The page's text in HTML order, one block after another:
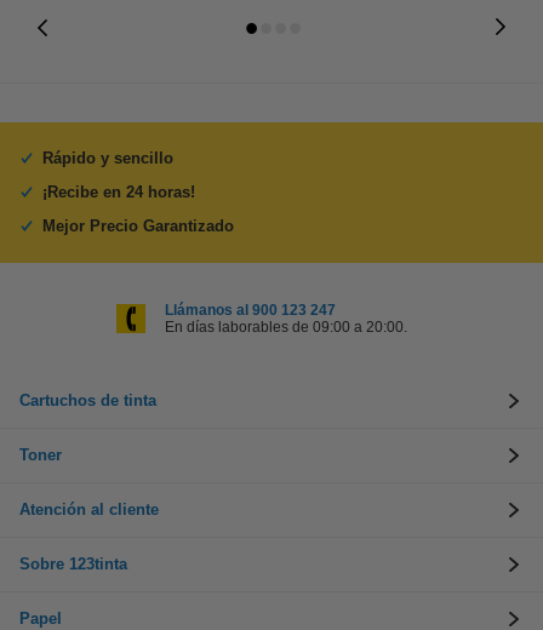
Rápido y sencillo
¡Recibe en 24 horas!
Mejor Precio Garantizado
Llámanos al 900 123 247
En días laborables de 09:00 a 20:00.
Cartuchos de tinta
Toner
Atención al cliente
Sobre 123tinta
Papel